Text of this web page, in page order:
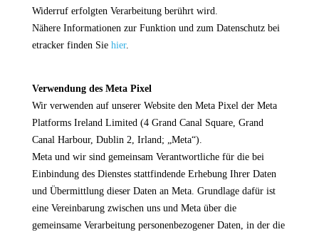
Widerruf erfolgten Verarbeitung berührt wird.
Nähere Informationen zur Funktion und zum Datenschutz bei
etracker finden Sie hier.
Verwendung des Meta Pixel
Wir verwenden auf unserer Website den Meta Pixel der Meta
Platforms Ireland Limited (4 Grand Canal Square, Grand
Canal Harbour, Dublin 2, Irland; „Meta“).
Meta und wir sind gemeinsam Verantwortliche für die bei
Einbindung des Dienstes stattfindende Erhebung Ihrer Daten
und Übermittlung dieser Daten an Meta. Grundlage dafür ist
eine Vereinbarung zwischen uns und Meta über die
gemeinsame Verarbeitung personenbezogener Daten, in der die